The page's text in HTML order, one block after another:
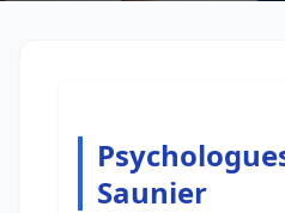
Saunier